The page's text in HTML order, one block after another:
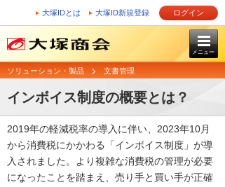
大塚IDとは 大塚ID新規登録 ログイン
メニュー
ソリューション・製品 文書管理
インボイス制度の概要とは？
2019年の軽減税率の導入に伴い、2023年10月
から消費税にかかわる「インボイス制度」が導
入されました。より複雑な消費税の管理が必要
になったことを踏まえ、売り手と買い手が正確